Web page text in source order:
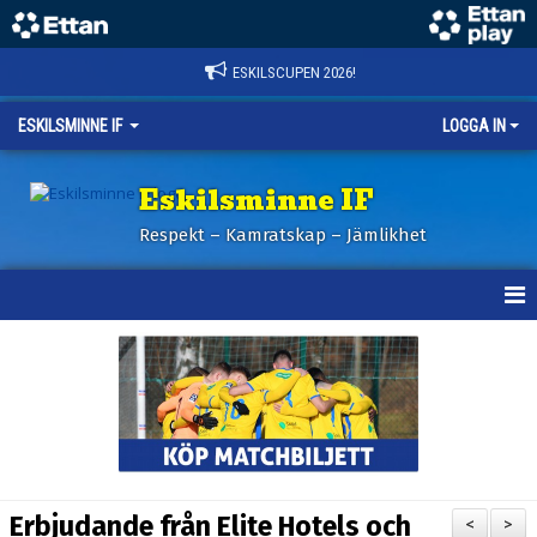
ESKILSCUPEN 2026!
ESKILSMINNE IF LOGGA IN
Eskilsminne IF
Respekt – Kamratskap – Jämlikhet
BILDER ESKILSCUPEN
>
<
Erbjudande från Elite Hotels och